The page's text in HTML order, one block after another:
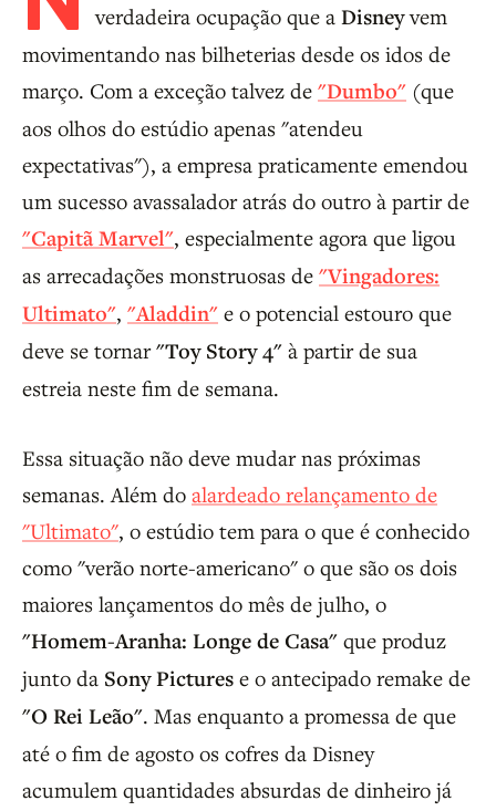
verdadeira ocupação que a Disneyvem
movimentando nas bilheterias desde os idos de
março. Com a exceção talvez de "Dumbo" (que
aos olhos do estúdio apenas "atendeu
expectativas"), a empresa praticamente emendou
um sucesso avassalador atrás do outro à partir de
"Capitã Marvel", especialmente agora que ligou
as arrecadações monstruosas de "Vingadores:
Ultimato", "Aladdin" e o potencial estouro que
deve se tornar"Toy Story 4" à partir de sua
estreia neste fim de semana.
Essa situação não deve mudar nas próximas
semanas. Além do alardeado relançamento de
"Ultimato", o estúdio tem para o que é conhecido
como "verão norte-americano" o que são os dois
maiores lançamentos do mês de julho, o
"Homem-Aranha: Longe de Casa" que produz
junto da Sony Pictures e o antecipado remake de
"O Rei Leão". Mas enquanto a promessa de que
até o fim de agosto os cofres da Disney
acumulem quantidades absurdas de dinheiro já